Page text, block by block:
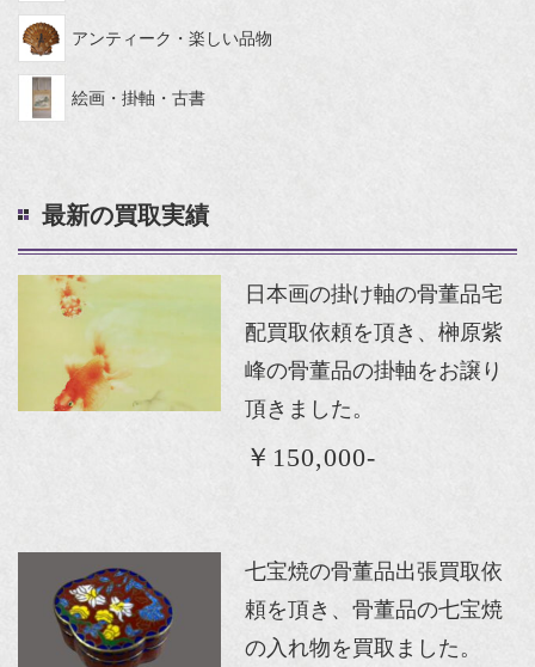
アンティーク・楽しい品物
絵画・掛軸・古書
最新の買取実績
日本画の掛け軸の骨董品宅
配買取依頼を頂き、榊原紫
峰の骨董品の掛軸をお譲り
頂きました。
￥150,000-
七宝焼の骨董品出張買取依
頼を頂き、骨董品の七宝焼
の入れ物を買取ました。